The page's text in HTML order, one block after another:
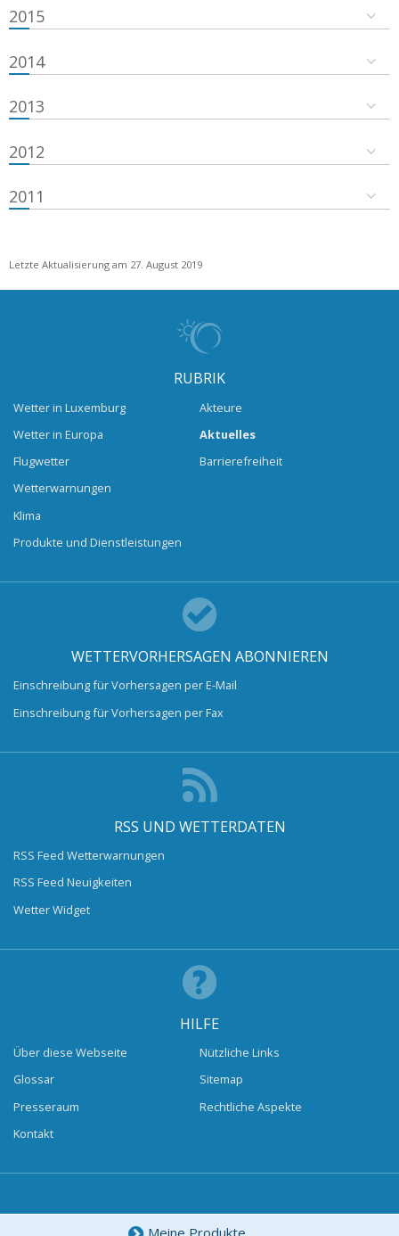
2015
2014
2013
2012
2011
Letzte Aktualisierung am 27. August 2019
RUBRIK
Wetter in Luxemburg
Wetter in Europa
Flugwetter
Wetterwarnungen
Klima
Produkte und Dienstleistungen
Akteure
Aktuelles
Barrierefreiheit
WETTERVORHERSAGEN ABONNIEREN
Einschreibung für Vorhersagen per E-Mail
Einschreibung für Vorhersagen per Fax
RSS UND WETTERDATEN
RSS Feed Wetterwarnungen
RSS Feed Neuigkeiten
Wetter Widget
HILFE
Über diese Webseite
Glossar
Presseraum
Kontakt
Nützliche Links
Sitemap
Rechtliche Aspekte
Meine Produkte